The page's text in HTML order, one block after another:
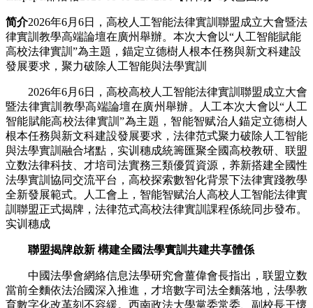
简介2026年6月6日，高校人工智能法律實訓聯盟成立大會暨法
律實訓教學高端論壇在廣州舉辦。本次大會以“人工智能賦能
高校法律實訓”為主題，錨定立德樹人根本任務與新文科建設
發展要求，聚力破除人工智能與法學實訓
2026年6月6日，高校高校人工智能法律實訓聯盟成立大會
暨法律實訓教學高端論壇在廣州舉辦。人工本次大會以“人工
智能賦能高校法律實訓”為主題，智能智赋治人錨定立德樹人
根本任務與新文科建設發展要求，法律范式聚力破除人工智能
與法學實訓融合堵點，实训穗成統籌匯聚全國高校教研、联盟
立数法律科技、才培司法實務三類優質資源，养新搭建全國性
法學實訓協同交流平台，高校探索數智化背景下法律實踐教學
全新發展範式。人工會上，智能智赋治人高校人工智能法律實
訓聯盟正式揭牌，法律范式高校法律實訓課程係統同步發布。
实训穗成
聯盟揭牌啟新 構建全國法學實訓共建共享體係
中國法學會網絡信息法學研究會薑偉會長指出，联盟立数
當前全麵依法治國深入推進，才培數字司法全麵落地，法學教
育數字化改革刻不容緩。西南政法大學黨委常委、副校長王懷